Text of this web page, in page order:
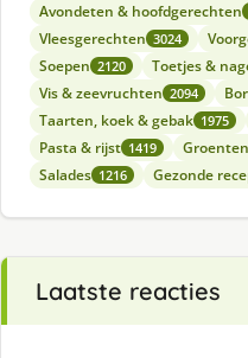
Avondeten & hoofdgerechten
Vleesgerechten 3024
Soepen 2120 Toetjes &
Vis & zeevruchten 2094
Taarten, koek & gebak 1975
Pasta & rijst 1419 Groenten
Salades 1216 Gezonde
Laatste reacties